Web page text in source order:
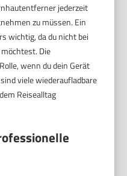
jederzeit
zu müssen. Ein
wichtig, da du nicht bei
Die
wenn du dein Gerät
viele wiederaufladbare
Reisealltag